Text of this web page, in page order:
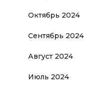
Октябрь 2024
Сентябрь 2024
Август 2024
Июль 2024